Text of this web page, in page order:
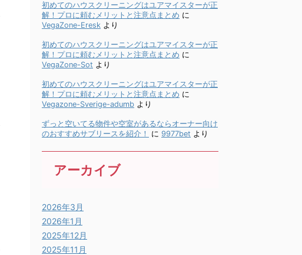
初めてのハウスクリーニングはユアマイスターが正
解！プロに頼むメリットと注意点まとめ に
VegaZone-Eresk より
初めてのハウスクリーニングはユアマイスターが正
解！プロに頼むメリットと注意点まとめ に
VegaZone-Sot より
初めてのハウスクリーニングはユアマイスターが正
解！プロに頼むメリットと注意点まとめ に
Vegazone-Sverige-adumb より
ずっと空いてる物件や空室があるならオーナー向け
のおすすめサブリースを紹介！
に 9977bet より
アーカイブ
2026年3月
2026年1月
2025年12月
2025年11月